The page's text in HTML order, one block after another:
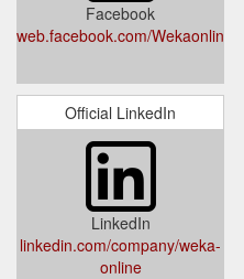
Facebook
web.facebook.com/WekaonlineNZ
Official LinkedIn
LinkedIn
linkedin.com/company/weka-
online